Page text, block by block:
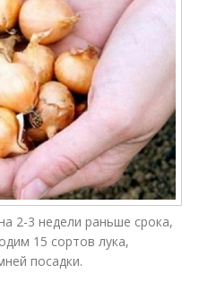
2-3 недели раньше срока,
15 сортов лука,
посадки.